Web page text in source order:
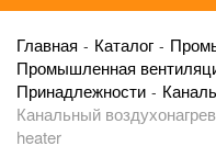
Главная Каталог
Промышленная
Принадлежности
Канальный
heater